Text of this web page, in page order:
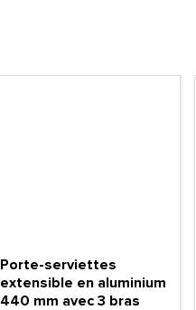
Porte-serviettes
extensible en aluminium
440 mm avec 3 bras